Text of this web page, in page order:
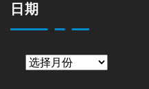
日期